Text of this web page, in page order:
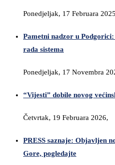
Ponedjeljak, 17 Februara
Pametni nadzor u
rada sistema
Ponedjeljak, 17 Novembra
“Vijesti” dobile novog
Četvrtak, 19 Februara 2026,
PRESS saznaje: Objavljen
Gore, pogledajte